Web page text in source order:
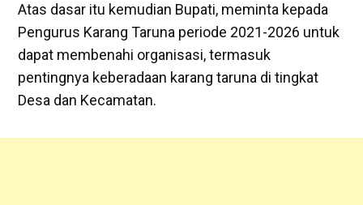
Atas dasar itu kemudian Bupati, meminta kepada
Pengurus Karang Taruna periode 2021-2026 untuk
dapat membenahi organisasi, termasuk
pentingnya keberadaan karang taruna di tingkat
Desa dan Kecamatan.